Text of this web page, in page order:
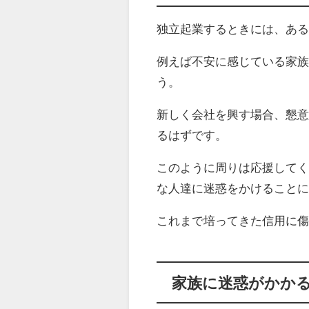
独立起業するときには、あ
例えば不安に感じている家
う。
新しく会社を興す場合、懇
るはずです。
このように周りは応援して
な人達に迷惑をかけること
これまで培ってきた信用に
家族に迷惑がかか